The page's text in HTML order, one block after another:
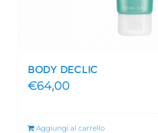
BODY DECLIC
€64,00
Aggiungi al carrello